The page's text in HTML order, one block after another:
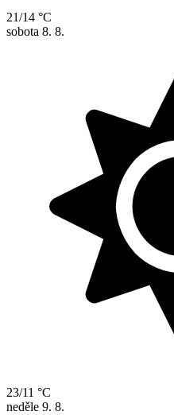
21/14 °C
sobota 8. 8.
23/11 °C
neděle 9. 8.